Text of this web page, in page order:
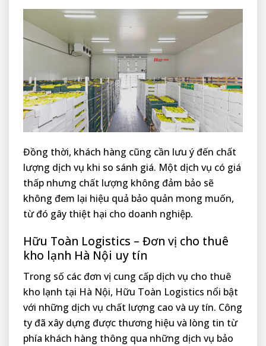
Đồng thời, khách hàng cũng cần lưu ý đến chất
lượng dịch vụ khi so sánh giá. Một dịch vụ có giá
thấp nhưng chất lượng không đảm bảo sẽ
không đem lại hiệu quả bảo quản mong muốn,
từ đó gây thiệt hại cho doanh nghiệp.
Hữu Toàn Logistics – Đơn vị cho thuê
kho lạnh Hà Nội uy tín
Trong số các đơn vị cung cấp dịch vụ cho thuê
kho lạnh tại Hà Nội, Hữu Toàn Logistics nổi bật
với những dịch vụ chất lượng cao và uy tín. Công
ty đã xây dựng được thương hiệu và lòng tin từ
phía khách hàng thông qua những dịch vụ bảo